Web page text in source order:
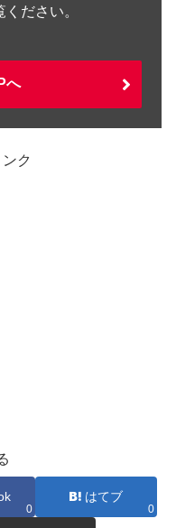
ださい。
へ
ク
0
はてブ
0